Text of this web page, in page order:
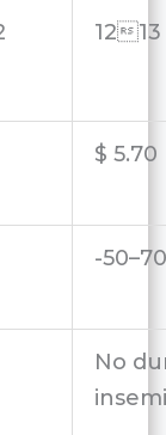
1213
$ 5.70
-
No